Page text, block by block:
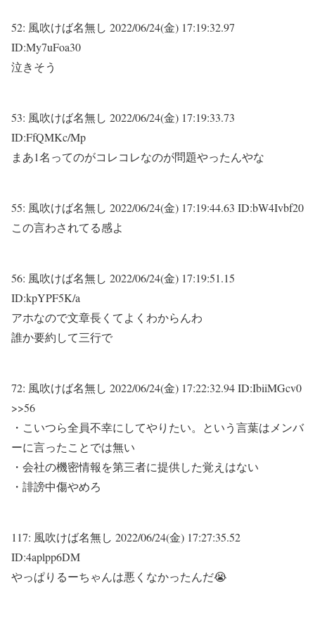
52: 風吹けば名無し 2022/06/24(金) 17:19:32.97
ID:My7uFoa30
泣きそう
53: 風吹けば名無し 2022/06/24(金) 17:19:33.73
ID:FfQMKc/Mp
まあ1名ってのがコレコレなのが問題やったんやな
55: 風吹けば名無し 2022/06/24(金) 17:19:44.63 ID:bW4Ivbf20
この言わされてる感よ
56: 風吹けば名無し 2022/06/24(金) 17:19:51.15
ID:kpYPF5K/a
アホなので文章長くてよくわからんわ
誰か要約して三行で
72: 風吹けば名無し 2022/06/24(金) 17:22:32.94 ID:IbiiMGcv0
>>56
・こいつら全員不幸にしてやりたい。という言葉はメンバ
ーに言ったことでは無い
・会社の機密情報を第三者に提供した覚えはない
・誹謗中傷やめろ
117: 風吹けば名無し 2022/06/24(金) 17:27:35.52
ID:4aplpp6DM
やっぱりるーちゃんは悪くなかったんだ😭